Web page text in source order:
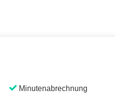
Minutenabrechnung